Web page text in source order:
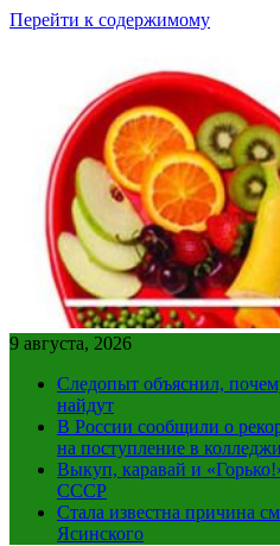
Перейти к содержимому
9 августа, 2026
Следопыт объяснил,
найдут
В России сообщили о
на поступление в колледжи
Выкуп, каравай и
СССР
Стала известна причина
Ясинского